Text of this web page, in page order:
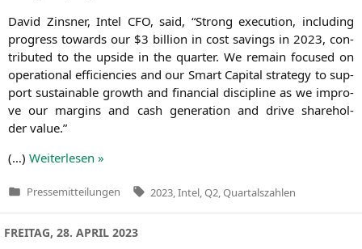
David Zins­ner, Intel CFO, said, “Strong exe­cu­ti­on, inclu­ding
pro­gress towards our $3 bil­li­on in cost savings in 2023, con­
tri­bu­ted to the upsi­de in the quar­ter. We remain focu­sed on
ope­ra­tio­nal effi­ci­en­ci­es and our Smart Capi­tal stra­tegy to sup­
port sus­tainable growth and finan­cial disci­pli­ne as we impro­
ve our mar­gins and cash gene­ra­ti­on and dri­ve share­hol­
der value.”
(…) Wei­ter­le­sen »
Veröffentlicht
Pressemitteilungen Tags:
2023 Intel Q2 Quartalszahlen
FREITAG, 28. APRIL 2023